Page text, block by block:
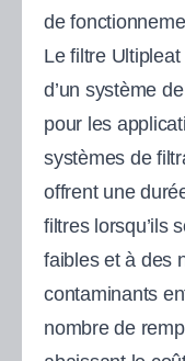
de
Le filtre
d’un système
pour les
systèmes de
offrent une
filtres lorsqu’ils
faibles et à des
contaminants
nombre de